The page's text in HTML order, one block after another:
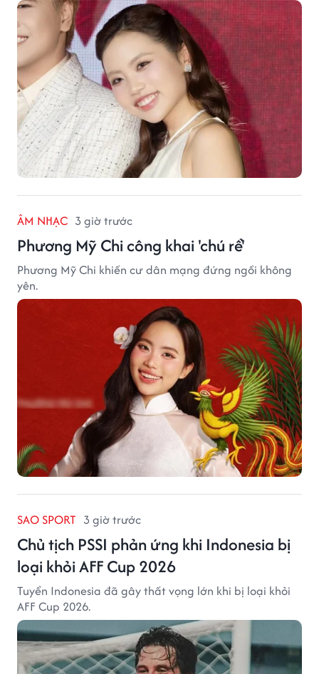
ÂM NHẠC 3 giờ trước
Phương Mỹ Chi công khai 'chú rể'
Phương Mỹ Chi khiến cư dân mạng đứng ngồi không
yên.
SAO SPORT 3 giờ trước
Chủ tịch PSSI phản ứng khi Indonesia bị
loại khỏi AFF Cup 2026
Tuyển Indonesia đã gây thất vọng lớn khi bị loại khỏi
AFF Cup 2026.